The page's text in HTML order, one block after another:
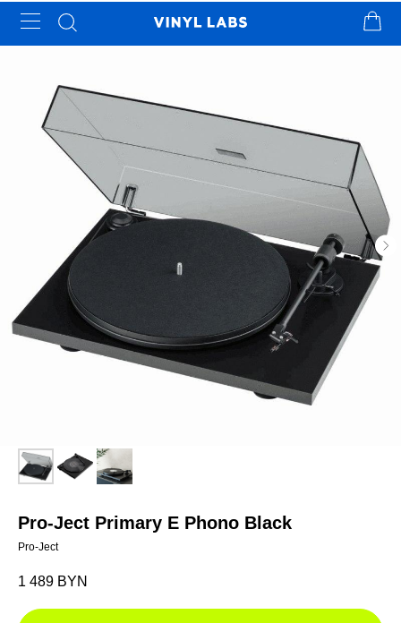
Pro-Ject Primary E Phono Black
Pro-Ject
1 489 BYN